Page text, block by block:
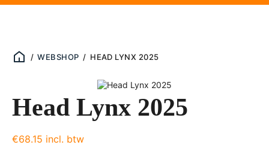
/ WEBSHOP / HEAD LYNX 2025
Head Lynx 2025
€68.15 incl. btw